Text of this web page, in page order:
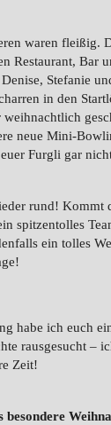
waren fleißig.
Restaurant, Bar
Stefanie
in den
neue Mini-
Furgli gar
rund! Kommt
spitzentolles
ein tolles
habe ich euch
rausgesucht –
Zeit!
besondere